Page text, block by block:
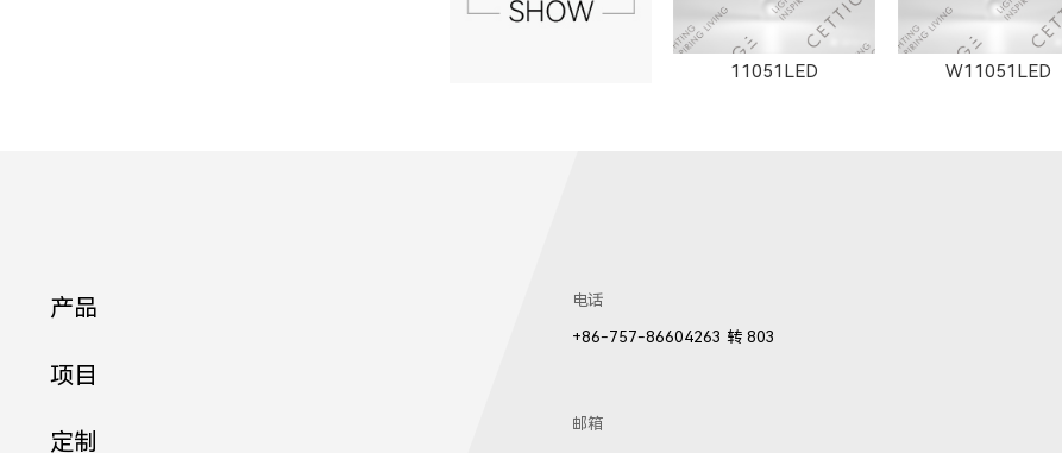
11051LED W11051LED
21001LED 81001LED
产品
项目
定制
电话
+86-757-86604263 转 803
邮箱